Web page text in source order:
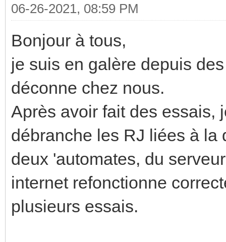
06-26-2021, 08:59 PM
Bonjour à tous,
je suis en galère depuis
déconne chez nous.
Après avoir fait des essais,
débranche les RJ liées à la
deux 'automates, du
internet refonctionne
plusieurs essais.